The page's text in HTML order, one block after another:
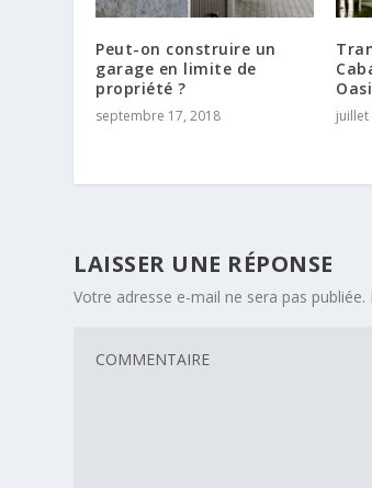
Peut-on construire un
garage en limite de
propriété ?
septembre 17, 2018 juillet
LAISSER UNE RÉPONSE
Votre adresse e-mail ne sera pas publiée.